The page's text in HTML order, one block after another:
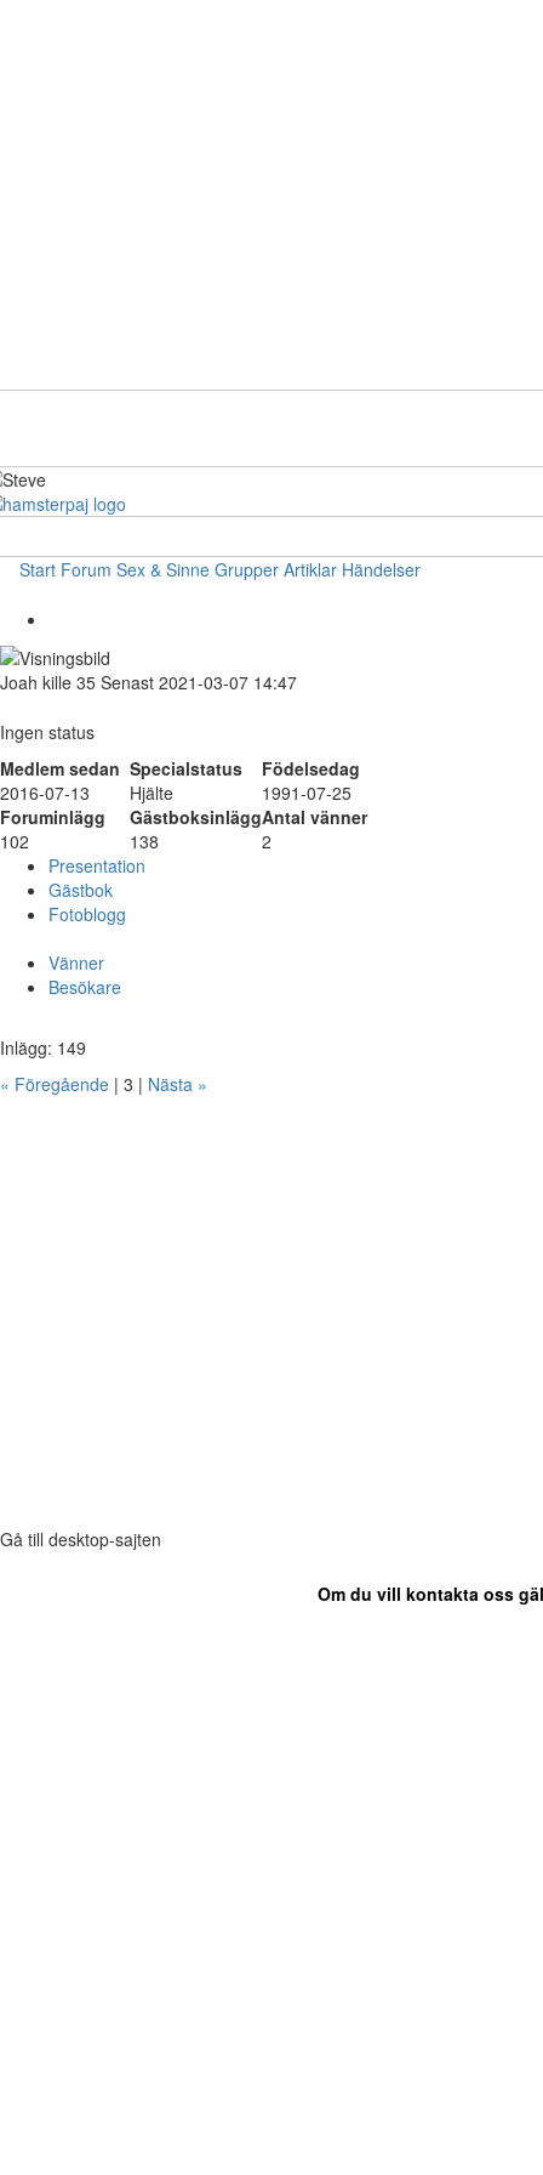
Start Forum Sex & Sinne Grupper Artiklar Händelser
Joah kille 35 Senast 2021-03-07 14:47
Ingen status
Medlem sedan Specialstatus
Födelsedag
2016-07-13
Hjälte
1991-07-25
Foruminlägg
GästboksinläggAntal vänner
102
138
2
Presentation
Gästbok
Fotoblogg
Vänner
Besökare
Inlägg: 149
« Föregående | 3 | Nästa »
Gå till desktop-sajten
Om du vill kontakta oss